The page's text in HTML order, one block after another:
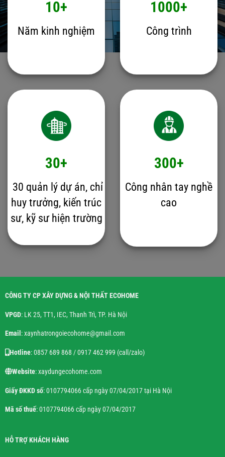
10+
Năm kinh nghiệm
1000+
Công trình
30+
30 quản lý dự án, chỉ
huy trưởng, kiến trúc
sư, kỹ sư hiện trường
300+
Công nhân tay nghề
cao
CÔNG TY CP XÂY DỰNG & NỘI THẤT ECOHOME
VPGD: LK 25, TT1, IEC, Thanh Trì, TP. Hà Nội
Email : xaynhatrongoiecohome@gmail.com
Hotline: 0857 689 868 / 0917 462 999 (call/zalo)
Website: xaydungecohome.com
Giấy ĐKKD số: 0107794066 cấp ngày 07/04/2017 tại Hà Nội
Mã số thuế: 0107794066 cấp ngày 07/04/2017
HỖ TRỢ KHÁCH HÀNG